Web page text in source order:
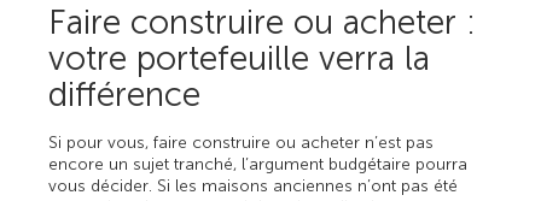
Faire construire ou acheter :
votre portefeuille verra la
différence
Si pour vous, faire construire ou acheter n’est pas
encore un sujet tranché, l’argument budgétaire pourra
vous décider. Si les maisons anciennes n’ont pas été